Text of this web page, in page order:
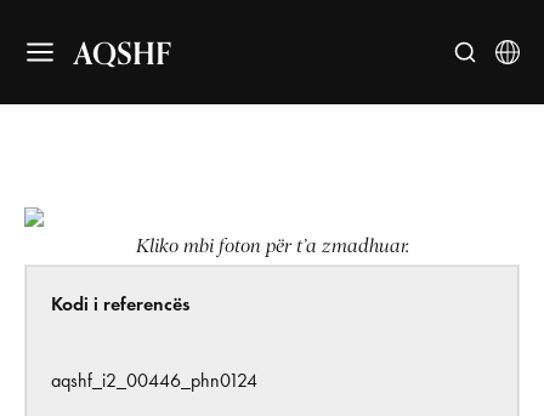
AQSHF
Kliko mbi foton për t’a zmadhuar.
Kodi i referencës
aqshf_i2_00446_phn0124